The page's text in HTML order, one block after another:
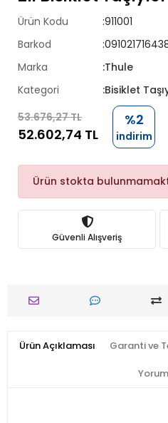
Ürün Kodu
:911001
Barkod
Marka
:Thule
Kategori
:Bisiklet
53.676,27 TL
52.602,74 TL
%2
indirim
Ürün stokta
Güvenli Alışveriş
Ürün Açıklaması Garanti ve